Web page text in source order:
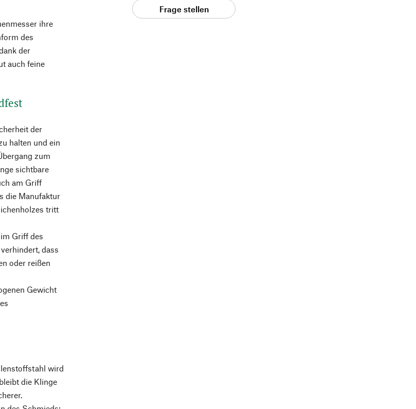
ihre
des
der
auch feine
der
halten und ein
zum
sichtbare
am Griff
die Manufaktur
tritt
Griff des
dass
oder reißen
Gewicht
wird
die Klinge
Frage stellen